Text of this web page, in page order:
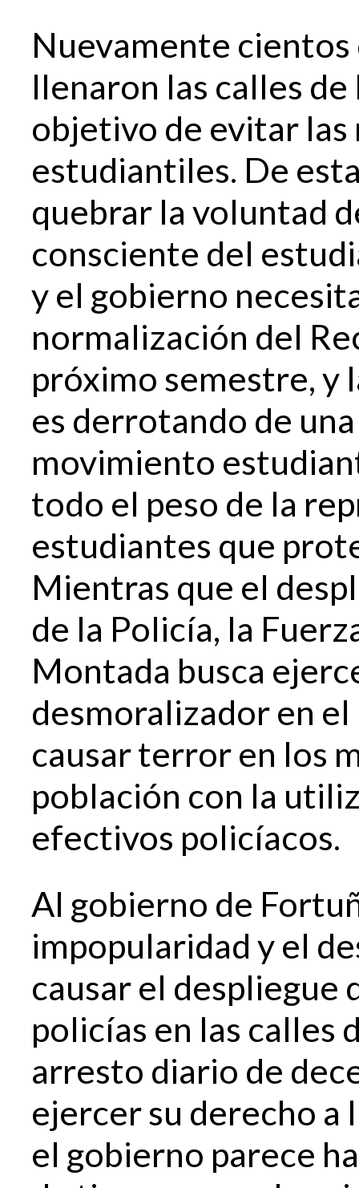
Nuevamente
llenaron las calles
objetivo de evitar
estudiantiles. De
quebrar la voluntad
consciente del
y el gobierno
normalización del
próximo semestre, y
es derrotando de
movimiento
todo el peso de la
estudiantes que
Mientras que el
de la Policía, la
Montada busca
desmoralizador en
causar terror en los
población con la
efectivos policíacos.
Al gobierno de
impopularidad y el
causar el despliegue
policías en las calles
arresto diario de
ejercer su derecho a
el gobierno parece